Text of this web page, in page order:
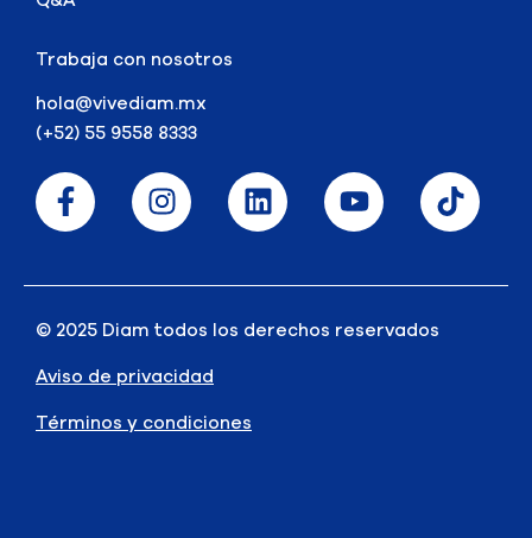
Trabaja con nosotros
hola@vivediam.mx
(+52) 55 9558 8333
© 2025 Diam todos los derechos reservados
Aviso de privacidad
Términos y condiciones